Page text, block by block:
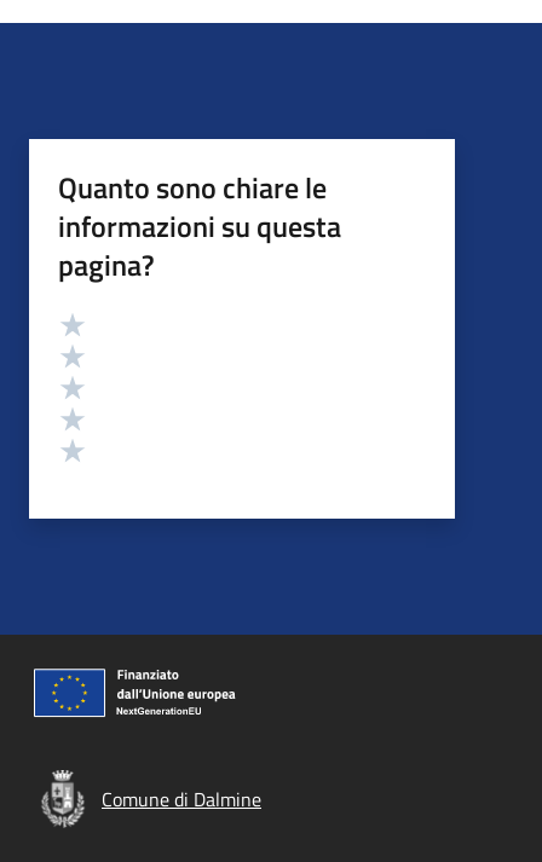
Quanto sono chiare le
informazioni su questa
pagina?
Valutazione
Comune di Dalmine